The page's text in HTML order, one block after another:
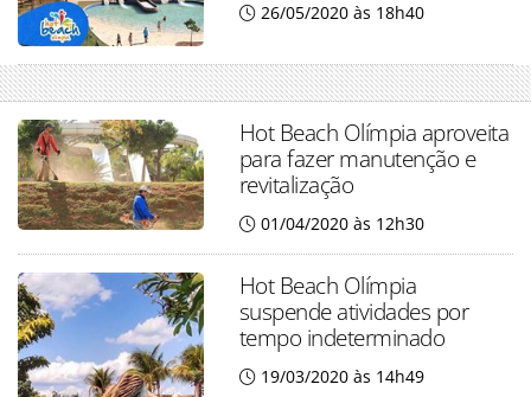
26/05/2020 às 18h40
Hot Beach Olímpia aproveita
para fazer manutenção e
revitalização
01/04/2020 às 12h30
Hot Beach Olímpia
suspende atividades por
tempo indeterminado
19/03/2020 às 14h49